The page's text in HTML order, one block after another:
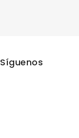
Síguenos